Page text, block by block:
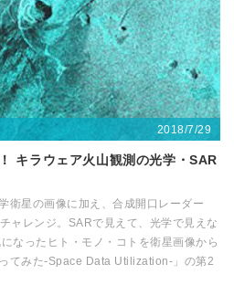
2018/7/29
キラウェア火山観測の光学・SAR
衛星の画像に加え、合成開口レーダー
ャレンジ。SARで見えて、光学で見えな
なったヒト・モノ・コトを衛星画像から
てみた-Space Data Utilization-」の第2